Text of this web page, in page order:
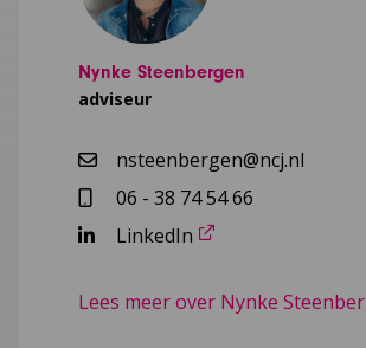
Nynke Steenbergen
adviseur
nsteenbergen@ncj.nl
06 - 38 74 54 66
LinkedIn
Lees meer over Nynke